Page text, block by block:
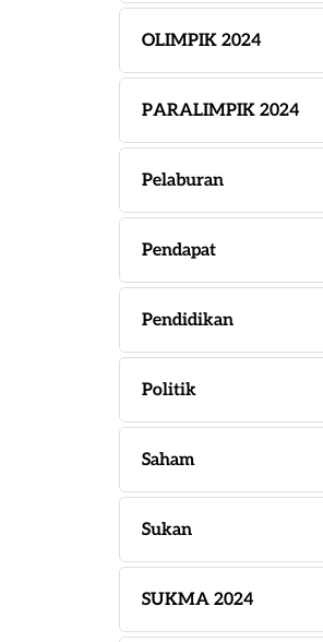
OLIMPIK 2024
PARALIMPIK 2024
Pelaburan
Pendapat
Pendidikan
Politik
Saham
Sukan
SUKMA 2024